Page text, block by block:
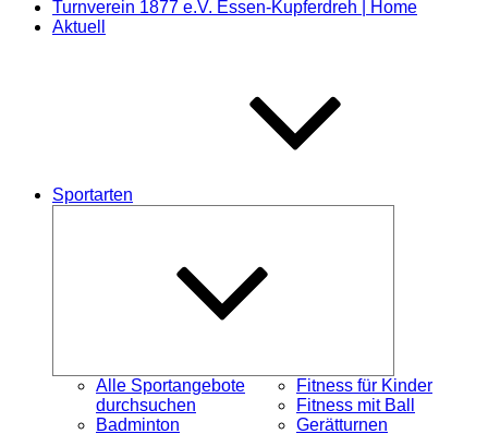
Turnverein 1877 e.V. Essen-Kupferdreh | Home
Aktuell
Sportarten
Alle Sportangebote
durchsuchen
Badminton
Fitness für Kinder
Fitness mit Ball
Gerätturnen